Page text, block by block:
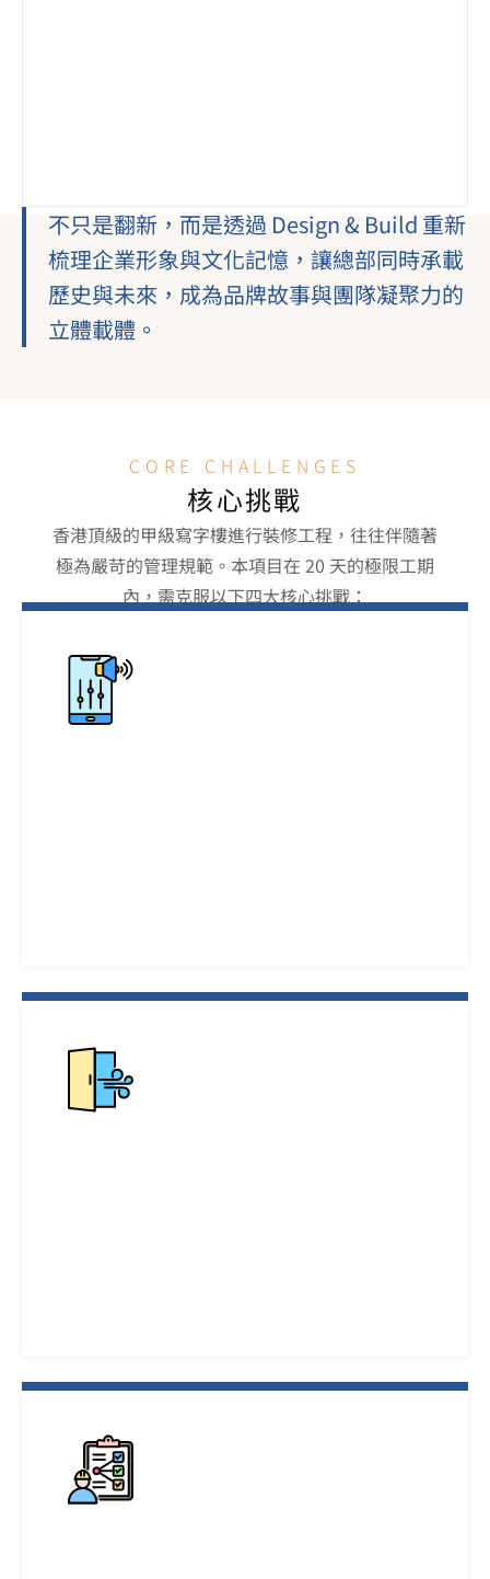
不只是翻新，而是透過 Design & Build 重新
梳理企業形象與文化記憶，讓總部同時承載
歷史與未來，成為品牌故事與團隊凝聚力的
立體載體。
CORE CHALLENGES
核心挑戰
香港頂級的甲級寫字樓進行裝修工程，往往伴隨著
極為嚴苛的管理規範。本項目在 20 天的極限工期
內，需克服以下四大核心挑戰：